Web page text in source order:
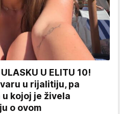
U ELITU 10!
u rijalitiju, pa
kojoj je živela
o ovom